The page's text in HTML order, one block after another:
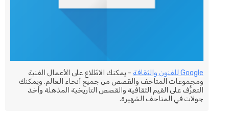
Google للفنون والثقافة
- يمكنك الاطّلاع على الأعمال الفنية
ومجموعات المتاحف والقصص من جميع أنحاء العالم. ويمكنك
التعرُّف على القيم الثقافية والقصص التاريخية المذهلة وأخذ
جولات في المتاحف الشهيرة.